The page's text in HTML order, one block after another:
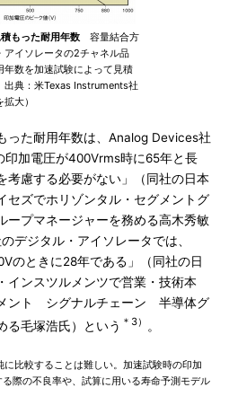
もった耐用年数 容量結合方
アイソレータの2チャネル品
年数を加速試験によって見積
出典：米Texas Instruments社
大）
た耐用年数は、Analog Devices社
加電圧が400Vrms時に65年と長
考慮する必要がない」（同社の日本
セズでホリゾンタル・セグメントグ
プマネージャーを務める高木秀敏
デジタル・アイソレータでは、
のときに28年である」（同社の日
インスツルメンツで営業・技術本
ント シグナルチェーン 半導体グ
毛塚浩氏）という ＊3） 。
比較することは難しい。加速試験時の印加
際の不良率や、試算に用いる寿命予測モデル